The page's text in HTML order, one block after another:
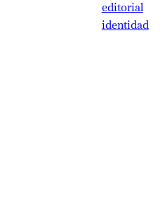
editorial
identidad